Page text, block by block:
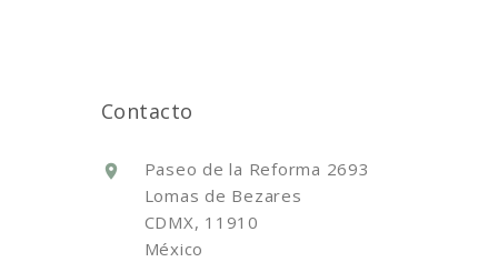
Contacto
Paseo de la Reforma 2693
Lomas de Bezares
CDMX, 11910
México